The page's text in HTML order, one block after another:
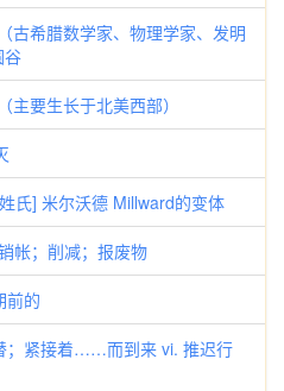
希腊数学家、物理学家、发明
谷
要生长于北美西部）
] 米尔沃德 Millward的变体
；削减；报废物
的
紧接着……而到来 vi. 推迟行